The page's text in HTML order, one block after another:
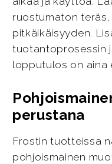
ruostumaton
pitkäikäisyyden.
tuotantoprosessin
lopputulos on aina
perustana
Frostin tuotteissa
pohjoismainen